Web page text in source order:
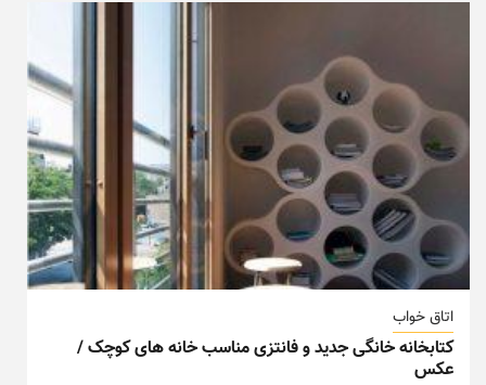
اتاق خواب
کتابخانه خانگی جدید و فانتزی مناسب خانه های کوچک /
عکس